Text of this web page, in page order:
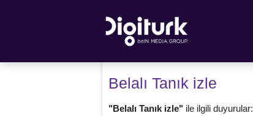
Belalı Tanık izle
"Belalı Tanık izle" ile ilgili duyurular: